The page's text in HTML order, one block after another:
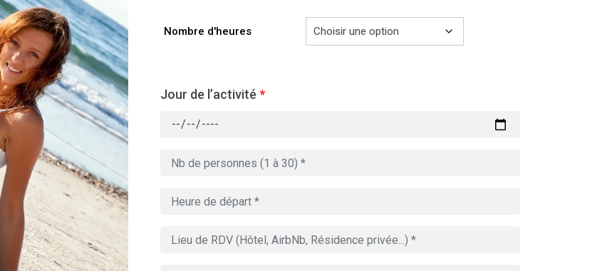
Nombre d'heures
Jour de l’activité *